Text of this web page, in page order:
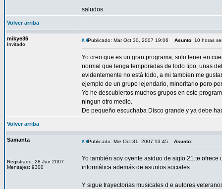
saludos
Volver arriba
mikye36
Invitado
Publicado: Mar Oct 30, 2007 19:06 Asunto: 10 horas
Yo creo que es un gran programa, solo tener en
normal que tenga temporadas de todo tipo, unas
evidentemente no está todo, a mi tambien me
ejemplo de un grupo lejendario, minoritario pero
Yo he descubiertos muchos grupos en este
ningun otro medio.
De pequeño escuchaba Disco grande y ya debe
Volver arriba
Samanta
Registrado: 28 Jun 2007
Mensajes: 9300
Publicado: Mie Oct 31, 2007 13:45 Asunto:
Yo también soy oyente asiduo de siglo 21.te
informática además de asuntos sociales.
Y sigue trayectorias musicales d e autores